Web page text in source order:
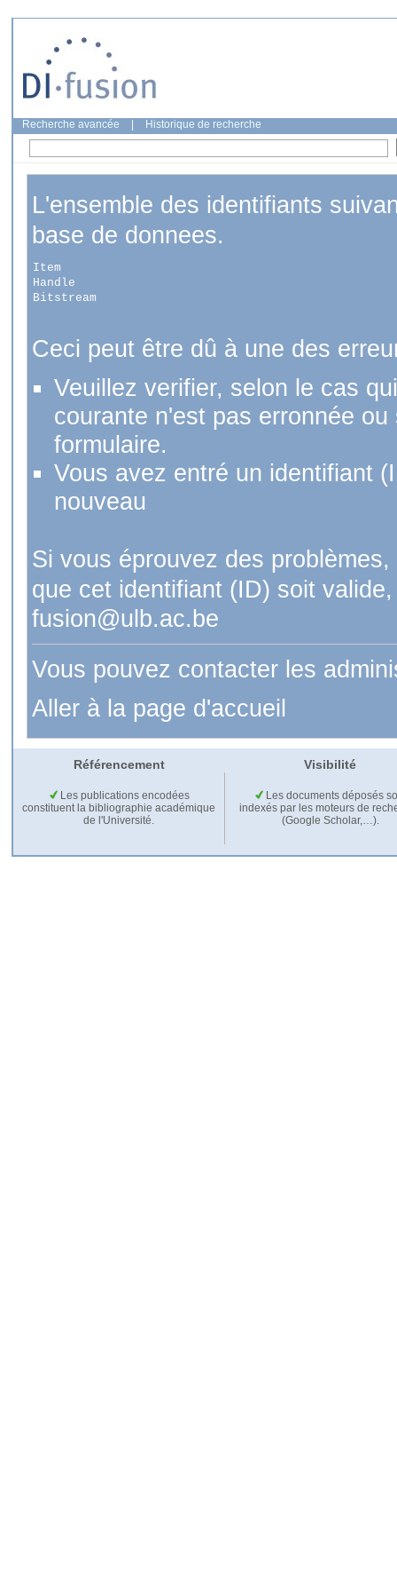
Recherche avancée Historique de recherche
L'ensemble des identifiants
base de donnees.
Item
Handle
Bitstream
Ceci peut être dû à une des
Veuillez verifier, selon le cas
courante n'est pas erronnée
formulaire.
Vous avez entré un identifiant
nouveau
Si vous éprouvez des
que cet identifiant (ID) soit
fusion@ulb.ac.be
Vous pouvez contacter les
Aller à la page d'accueil
Référencement Visibilité
Les publications encodées
constituent la bibliographie académique
de l'Université.
Les documents déposés
indexés par les moteurs de
(Google Scholar,…).